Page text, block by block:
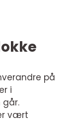
på
i
går.
vært